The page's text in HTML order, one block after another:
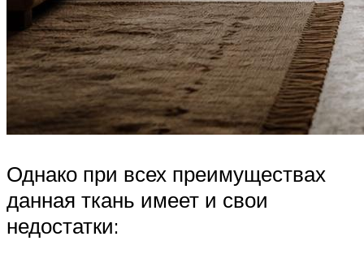
Однако при всех преимуществах
данная ткань имеет и свои
недостатки: